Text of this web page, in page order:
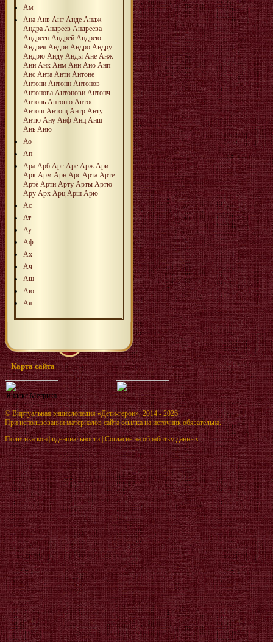
Ам
Ана Анв Анг Анде Андж
Андра Андреев Андреева
Андреен Андрей Андрею
Андрея Андри Андро Андру
Андрю Анду Анды Ане Анж
Ани Анк Анм Анн Ано Анп
Анс Анта Анти Антоне
Антони Антонн Антонов
Антонова Антонови Антонч
Антонь Антоню Антос
Антош Антощ Антр Анту
Антю Ану Анф Анц Анш
Ань Аню
Ао
Ап
Ара Арб Арг Аре Арж Ари
Арк Арм Арн Арс Арта Арте
Артё Арти Арту Арты Артю
Ару Арх Арц Арш Арю
Ас
Ат
Ау
Аф
Ах
Ач
Аш
Аю
Ая
Карта сайта
©Виртуальная энциклопедия «Дети-герои», 2014 - 2026
При использовании материалов сайта ссылка на источник обязательна.
Политика конфиденциальности|Согласие на обработку данных